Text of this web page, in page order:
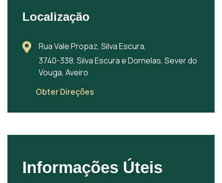
Localização
Rua Vale Propaz, Silva Escura,
3740-338, Silva Escura e Dornelas, Sever do
Vouga, Aveiro
Obter Direções
Informações Úteis